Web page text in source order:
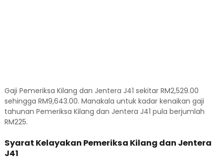
Gaji Pemeriksa Kilang dan Jentera J41 sekitar RM2,529.00
sehingga RM9,643.00. Manakala untuk kadar kenaikan gaji
tahunan Pemeriksa Kilang dan Jentera J41 pula berjumlah
RM225.
Syarat Kelayakan Pemeriksa Kilang dan Jentera
J41